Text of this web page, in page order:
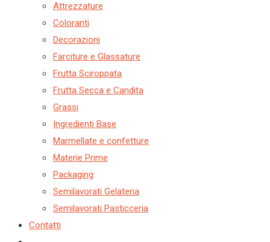
Attrezzature
Coloranti
Decorazioni
Farciture e Glassature
Frutta Sciroppata
Frutta Secca e Candita
Grassi
Ingredienti Base
Marmellate e confetture
Materie Prime
Packaging
Semilavorati Gelateria
Semilavorati Pasticceria
Contatti